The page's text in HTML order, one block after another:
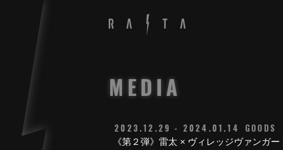
MEDIA
2023.12.29 - 2024.01.14 GOODS
《第２弾》雷太 × ヴィレッジヴァンガ